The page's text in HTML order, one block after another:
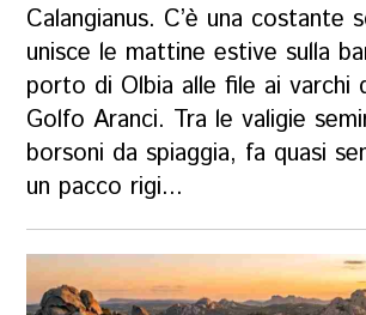
Calangianus. C’è una costante
unisce le mattine estive sulla
porto di Olbia alle file ai varchi
Golfo Aranci. Tra le valigie
borsoni da spiaggia, fa quasi
un pacco rigi...